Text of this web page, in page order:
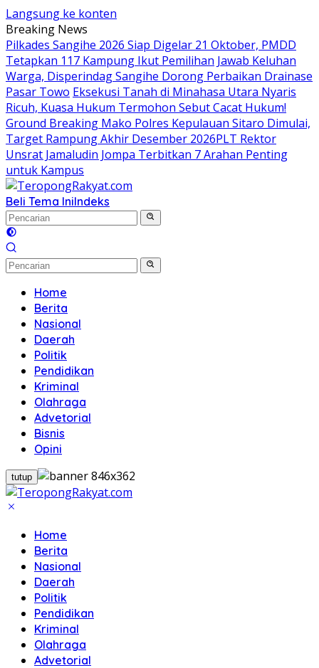
Langsung ke konten
Breaking News
Pilkades Sangihe 2026 Siap Digelar 21 Oktober, PMDD
Tetapkan 117 Kampung Ikut Pemilihan Jawab Keluhan
Warga, Disperindag Sangihe Dorong Perbaikan Drainase
Pasar Towo Eksekusi Tanah di Minahasa Utara Nyaris
Ricuh, Kuasa Hukum Termohon Sebut Cacat Hukum!
Ground Breaking Mako Polres Kepulauan Sitaro Dimulai,
Target Rampung Akhir Desember 2026​PLT Rektor
Unsrat Jamaludin Jompa Terbitkan 7 Arahan Penting
untuk Kampus
Beli Tema IniIndeks
Home
Berita
Nasional
Daerah
Politik
Pendidikan
Kriminal
Olahraga
Advetorial
Bisnis
Opini
tutup
Home
Berita
Nasional
Daerah
Politik
Pendidikan
Kriminal
Olahraga
Advetorial